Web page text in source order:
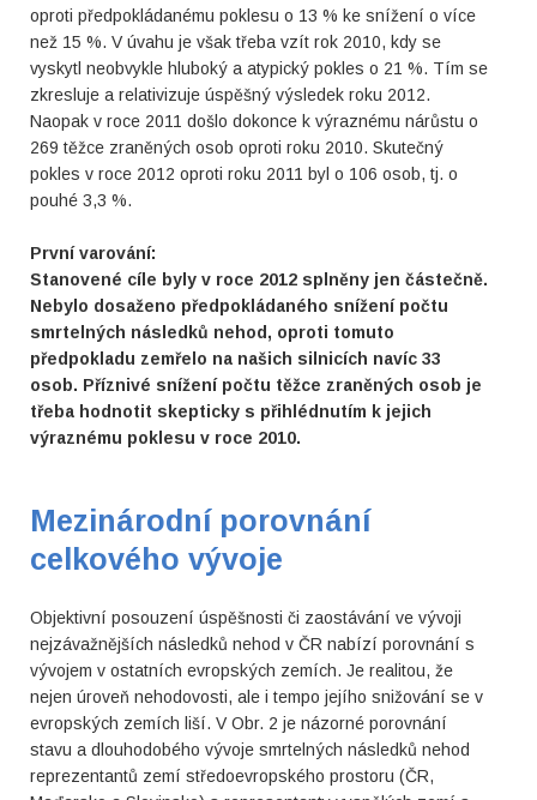
oproti předpokládanému poklesu o 13 % ke snížení o více
než 15 %. V úvahu je však třeba vzít rok 2010, kdy se
vyskytl neobvykle hluboký a atypický pokles o 21 %. Tím se
zkresluje a relativizuje úspěšný výsledek roku 2012.
Naopak v roce 2011 došlo dokonce k výraznému nárůstu o
269 těžce zraněných osob oproti roku 2010. Skutečný
pokles v roce 2012 oproti roku 2011 byl o 106 osob, tj. o
pouhé 3,3 %.
První varování:
Stanovené cíle byly v roce 2012 splněny jen částečně.
Nebylo dosaženo předpokládaného snížení počtu
smrtelných následků nehod, oproti tomuto
předpokladu zemřelo na našich silnicích navíc 33
osob. Příznivé snížení počtu těžce zraněných osob je
třeba hodnotit skepticky s přihlédnutím k jejich
výraznému poklesu v roce 2010.
Mezinárodní porovnání
celkového vývoje
Objektivní posouzení úspěšnosti či zaostávání ve vývoji
nejzávažnějších následků nehod v ČR nabízí porovnání s
vývojem v ostatních evropských zemích. Je realitou, že
nejen úroveň nehodovosti, ale i tempo jejího snižování se v
evropských zemích liší. V Obr. 2 je názorné porovnání
stavu a dlouhodobého vývoje smrtelných následků nehod
reprezentantů zemí středoevropského prostoru (ČR,